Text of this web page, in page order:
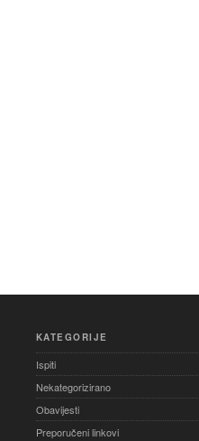
KATEGORIJE
Ispiti
Nekategorizirano
Obavijesti
Preporučeni linkovi